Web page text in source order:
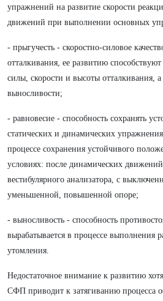
упражнений на развитие скорости
движений при выполнении основных
- прыгучесть - скоростно-силовое
отталкивания, ее развитию
силы, скорости и высоты отталкивания,
выносливости;
- равновесие - способность сохранять
статических и динамических
процессе сохранения устойчивого
условиях: после динамических
вестибулярного анализатора, с
уменьшенной, повышенной опоре;
- выносливость - способность
вырабатывается в процессе выполнения
утомления.
Недостаточное внимание к развитию
СФП приводит к затягиванию процесса